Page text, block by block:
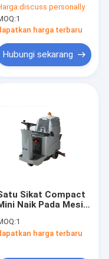
Penggosok
Disk
discuss personally
1
harga terbaru
Hubungi sekarang
Sikat Compact
Naik Pada Mesin
510mm
1
harga terbaru